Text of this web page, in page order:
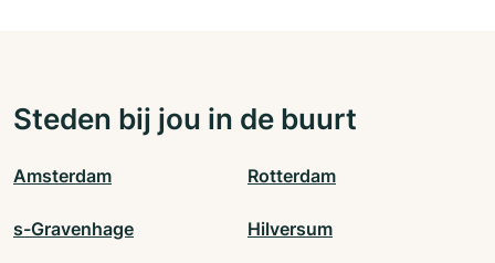
Steden bij jou in de buurt
Amsterdam Rotterdam
s-Gravenhage Hilversum